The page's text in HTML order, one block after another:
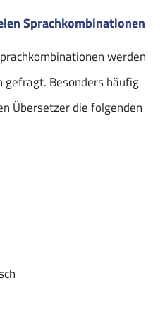
Sprachkombinationen
werden
gefragt. Besonders häufig
Übersetzer die folgenden